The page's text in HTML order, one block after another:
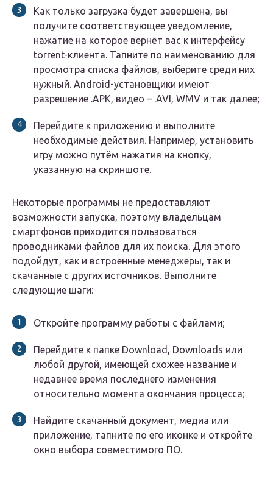
Как только загрузка будет завершена, вы
получите соответствующее уведомление,
нажатие на которое вернёт вас к интерфейсу
torrent-клиента. Тапните по наименованию для
просмотра списка файлов, выберите среди них
нужный. Android-установщики имеют
разрешение .APK, видео – .AVI, WMV и так далее;
Перейдите к приложению и выполните
необходимые действия. Например, установить
игру можно путём нажатия на кнопку,
указанную на скриншоте.
Некоторые программы не предоставляют
возможности запуска, поэтому владельцам
смартфонов приходится пользоваться
проводниками файлов для их поиска. Для этого
подойдут, как и встроенные менеджеры, так и
скачанные с других источников. Выполните
следующие шаги:
Откройте программу работы с файлами;
Перейдите к папке Download, Downloads или
любой другой, имеющей схожее название и
недавнее время последнего изменения
относительно момента окончания процесса;
Найдите скачанный документ, медиа или
приложение, тапните по его иконке и откройте
окно выбора совместимого ПО.